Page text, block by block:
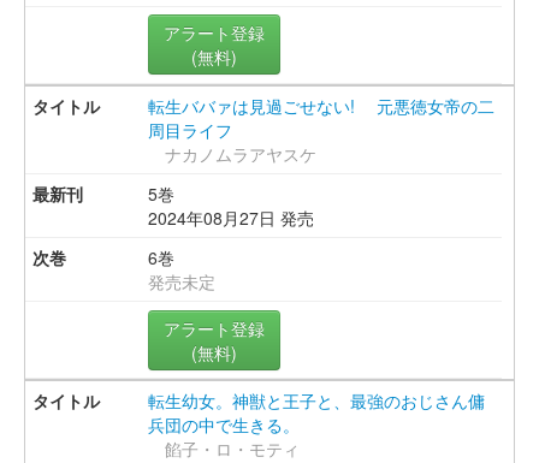
アラート登録
(無料)
転生ババァは見過ごせない! 元悪徳女帝の二
周目ライフ
ナカノムラアヤスケ
5巻
2024年08月27日 発売
6巻
発売未定
アラート登録
(無料)
転生幼女。神獣と王子と、最強のおじさん傭
兵団の中で生きる。
餡子・ロ・モティ